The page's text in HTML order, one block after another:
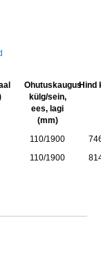
Ohutuskaugus
külg/sein,
ees, lagi
(mm)
Hind
110/1900
110/1900